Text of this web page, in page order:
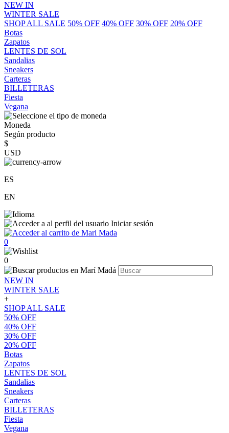
NEW IN
WINTER SALE
SHOP ALL SALE 50% OFF 40% OFF 30% OFF 20% OFF
Botas
Zapatos
LENTES DE SOL
Sandalias
Sneakers
Carteras
BILLETERAS
Fiesta
Vegana
Moneda
Según producto
$
USD
ES
EN
Iniciar sesión
0
0
NEW IN
WINTER SALE
+
SHOP ALL SALE
50% OFF
40% OFF
30% OFF
20% OFF
Botas
Zapatos
LENTES DE SOL
Sandalias
Sneakers
Carteras
BILLETERAS
Fiesta
Vegana